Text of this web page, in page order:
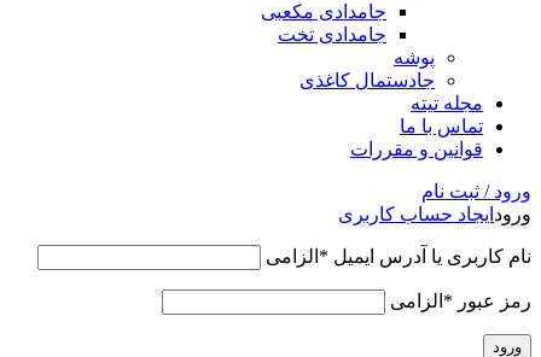
جامدادی مکعبی
جامدادی تخت
پوشه
جادستمال کاغذی
مجله تیته
تماس با ما
قوانین و مقررات
ورود / ثبت نام
ورود ایجاد حساب کاربری
نام کاربری یا آدرس ایمیل * الزامی
رمز عبور * الزامی
ورود